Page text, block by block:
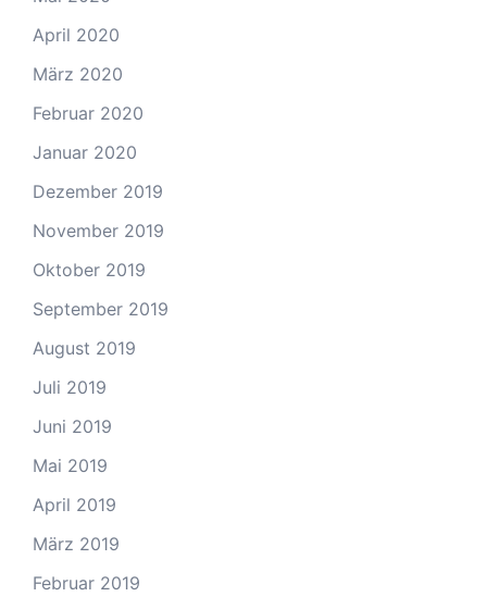
April 2020
März 2020
Februar 2020
Januar 2020
Dezember 2019
November 2019
Oktober 2019
September 2019
August 2019
Juli 2019
Juni 2019
Mai 2019
April 2019
März 2019
Februar 2019